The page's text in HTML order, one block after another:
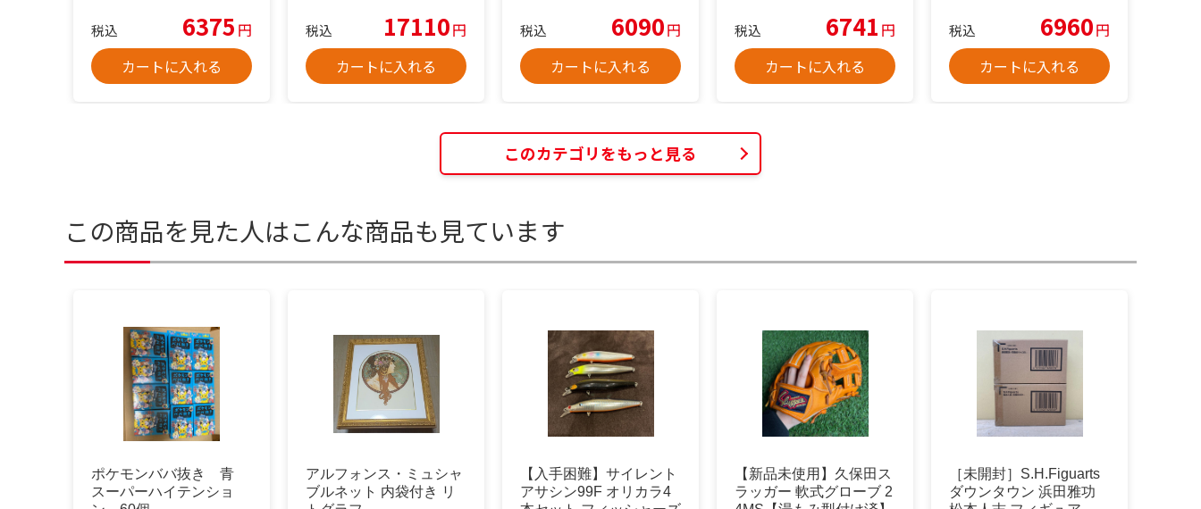
税込 6375 円
カートに入れる
税込 17110円
カートに入れる
税込 6090円
カートに入れる
税込 6741 円
カートに入れる
税込 6960円
カートに入れる
このカテゴリをもっと見る
この商品を見た人はこんな商品も見ています
ポケモンババ抜き 青
スーパーハイテンショ
アルフォンス・ミュシャ
ブルネット 内袋付き リ
【入手困難】サイレント
アサシン99F オリカラ4
【新品未使用】久保田ス
ラッガー 軟式グローブ 2
［未開封］S.H.Figuarts
ダウンタウン 浜田雅功